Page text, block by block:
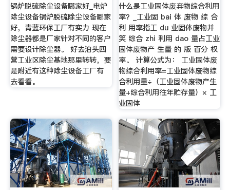
锅炉脱硫除尘设备哪家好_电炉
除尘设备锅炉脱硫除尘设备哪家
好，青蓝环保工厂有实力 现在
除尘器都是厂家针对不同的客户
需要设计除尘器。 好去泊头四
营工业区除尘基地那里转转，要
是附近有这种除尘设备工厂有
去看看。
什么是工业固体废弃物综合利用
率？_工业固 bai 体 废物 综 合
利 用率指工 du 业固体废物并
笑 综合 zhi 利用 dao 量占工业
固体废物产 生量 的 版 百分 权
率。 计算公式为： 工业固体废
物综合利用率=工业固体废物综
合利用量÷（工业固体废物产生
量+综合利用往年贮存量）× 工
业固体